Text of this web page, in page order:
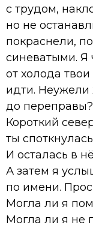
с трудом,
но не
покраснели,
синеватыми. Я
от холода
идти. Неужели
до
Короткий
ты
И осталась в
А затем я
по имени.
Могла ли я
Могла ли я не